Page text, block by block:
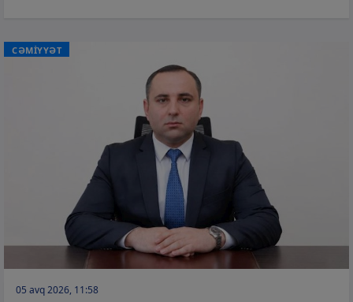
CƏMİYYƏT
05 avq 2026, 11:58